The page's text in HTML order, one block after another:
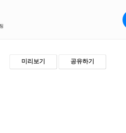
미리보기 공유하기